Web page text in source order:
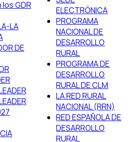
GDR
LA
DE
ELECTRÓNICA
PROGRAMA
NACIONAL DE
DESARROLLO
RURAL
PROGRAMA DE
DESARROLLO
RURAL DE CLM
LA RED RURAL
NACIONAL (RRN)
RED ESPAÑOLA DE
DESARROLLO
RURAL